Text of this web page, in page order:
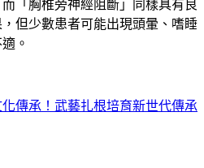
「胸椎旁神經阻斷」同樣具有良
但少數患者可能出現頭暈、嗜睡
。
傳承！武藝扎根培育新世代傳承